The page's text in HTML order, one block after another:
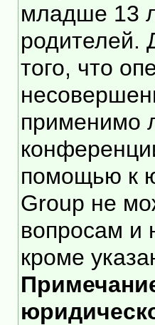
младше 13
родителей.
того, что
применимо
помощью к
Group не
вопросам и
кроме